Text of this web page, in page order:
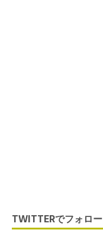
TWITTERでフォロ
ネット